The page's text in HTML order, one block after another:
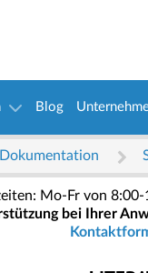
Blog
Dokumentation
Mo-Fr von
bei Ihrer